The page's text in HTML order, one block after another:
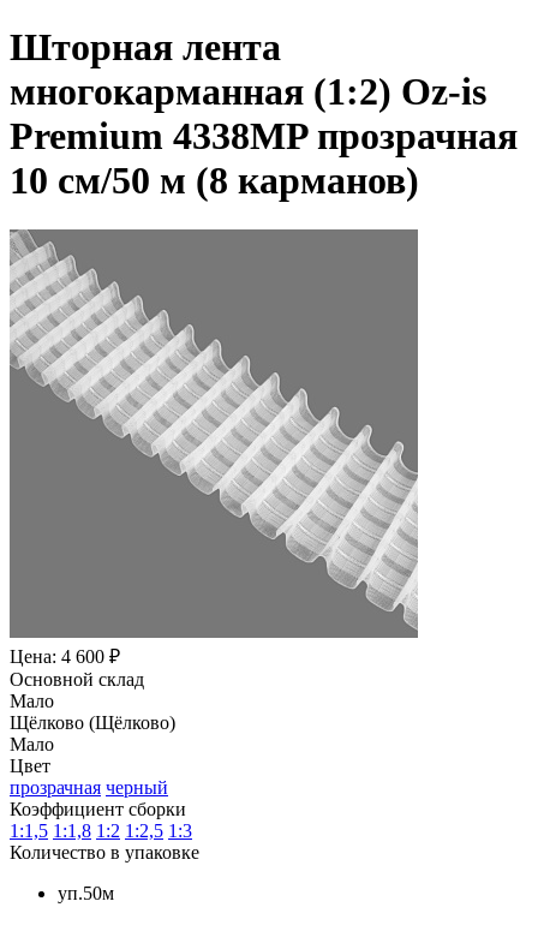
Шторная лента
многокарманная (1:2) Oz-is
Premium 4338MP прозрачная
10 см/50 м (8 карманов)
Цена: 4 600 ₽
Основной склад
Мало
Щёлково (Щёлково)
Мало
Цвет
прозрачная черный
Коэффициент сборки
1:1,5 1:1,8 1:2 1:2,5 1:3
Количество в упаковке
уп.50м